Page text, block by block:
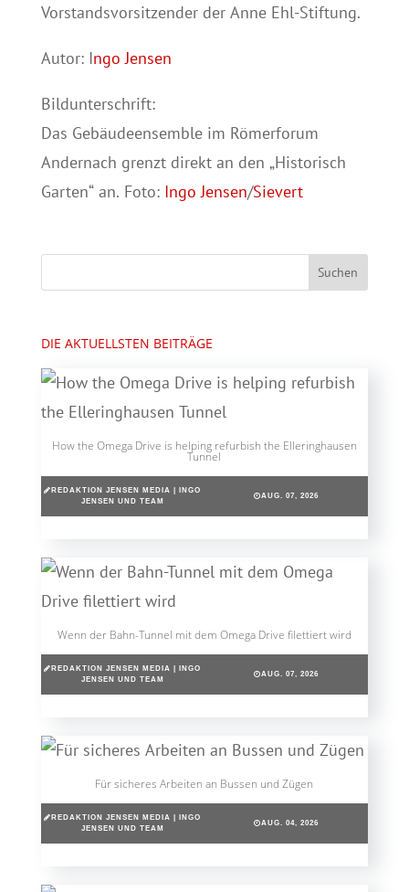
Vorstandsvorsitzender der Anne Ehl-Stiftung.
Autor: Ingo Jensen
Bildunterschrift:
Das Gebäudeensemble im Römerforum
Andernach grenzt direkt an den „Historisch
Garten“ an. Foto: Ingo Jensen/Sievert
DIE AKTUELLSTEN BEITRÄGE
How the Omega Drive is helping refurbish the Elleringhausen
Tunnel
REDAKTION JENSEN MEDIA | INGO
JENSEN UND TEAM
AUG. 07, 2026
Wenn der Bahn-Tunnel mit dem Omega Drive filettiert wird
REDAKTION JENSEN MEDIA | INGO
JENSEN UND TEAM
AUG. 07, 2026
Für sicheres Arbeiten an Bussen und Zügen
REDAKTION JENSEN MEDIA | INGO
JENSEN UND TEAM
AUG. 04, 2026